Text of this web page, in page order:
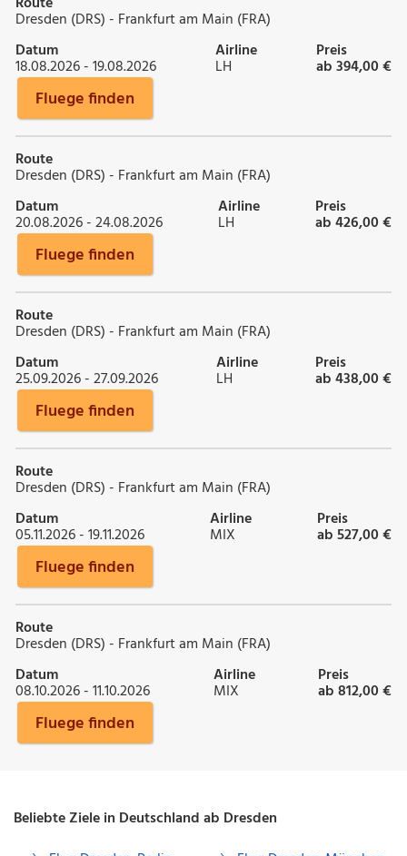
Dresden (DRS) - Frankfurt am Main (FRA)
Datum
18.08.2026 - 19.08.2026
Airline
LH
Preis
ab 394,00 €
Fluege finden
Route
Dresden (DRS) - Frankfurt am Main (FRA)
Datum
20.08.2026 - 24.08.2026
Airline
LH
Preis
ab 426,00 €
Fluege finden
Route
Dresden (DRS) - Frankfurt am Main (FRA)
Datum
25.09.2026 - 27.09.2026
Airline
LH
Preis
ab 438,00 €
Fluege finden
Route
Dresden (DRS) - Frankfurt am Main (FRA)
Datum
05.11.2026 - 19.11.2026
Airline
MIX
Preis
ab 527,00 €
Fluege finden
Route
Dresden (DRS) - Frankfurt am Main (FRA)
Datum
08.10.2026 - 11.10.2026
Airline
MIX
Preis
ab 812,00 €
Fluege finden
Beliebte Ziele in Deutschland ab Dresden